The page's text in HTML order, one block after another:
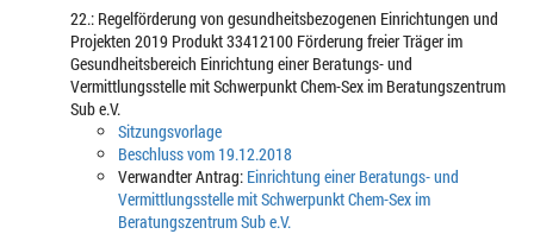
22.: Regelförderung von gesundheitsbezogenen Einrichtungen und
Projekten 2019 Produkt 33412100 Förderung freier Träger im
Gesundheitsbereich Einrichtung einer Beratungs- und
Vermittlungsstelle mit Schwerpunkt Chem-Sex im Beratungszentrum
Sub e.V.
Sitzungsvorlage
Beschluss vom 19.12.2018
Verwandter Antrag: Einrichtung einer Beratungs- und
Vermittlungsstelle mit Schwerpunkt Chem-Sex im
Beratungszentrum Sub e.V.